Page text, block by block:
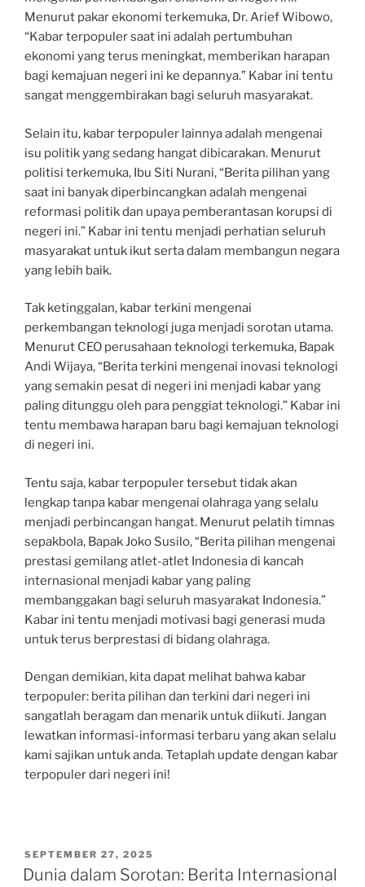
Menurut pakar ekonomi terkemuka, Dr. Arief Wibowo,
“Kabar terpopuler saat ini adalah pertumbuhan
ekonomi yang terus meningkat, memberikan harapan
bagi kemajuan negeri ini ke depannya.” Kabar ini tentu
sangat menggembirakan bagi seluruh masyarakat.
Selain itu, kabar terpopuler lainnya adalah mengenai
isu politik yang sedang hangat dibicarakan. Menurut
politisi terkemuka, Ibu Siti Nurani, “Berita pilihan yang
saat ini banyak diperbincangkan adalah mengenai
reformasi politik dan upaya pemberantasan korupsi di
negeri ini.” Kabar ini tentu menjadi perhatian seluruh
masyarakat untuk ikut serta dalam membangun negara
yang lebih baik.
Tak ketinggalan, kabar terkini mengenai
perkembangan teknologi juga menjadi sorotan utama.
Menurut CEO perusahaan teknologi terkemuka, Bapak
Andi Wijaya, “Berita terkini mengenai inovasi teknologi
yang semakin pesat di negeri ini menjadi kabar yang
paling ditunggu oleh para penggiat teknologi.” Kabar ini
tentu membawa harapan baru bagi kemajuan teknologi
di negeri ini.
Tentu saja, kabar terpopuler tersebut tidak akan
lengkap tanpa kabar mengenai olahraga yang selalu
menjadi perbincangan hangat. Menurut pelatih timnas
sepakbola, Bapak Joko Susilo, “Berita pilihan mengenai
prestasi gemilang atlet-atlet Indonesia di kancah
internasional menjadi kabar yang paling
membanggakan bagi seluruh masyarakat Indonesia.”
Kabar ini tentu menjadi motivasi bagi generasi muda
untuk terus berprestasi di bidang olahraga.
Dengan demikian, kita dapat melihat bahwa kabar
terpopuler: berita pilihan dan terkini dari negeri ini
sangatlah beragam dan menarik untuk diikuti. Jangan
lewatkan informasi-informasi terbaru yang akan selalu
kami sajikan untuk anda. Tetaplah update dengan kabar
terpopuler dari negeri ini!
POSTED
ON
SEPTEMBER 27, 2025
Dunia dalam Sorotan: Berita Internasional